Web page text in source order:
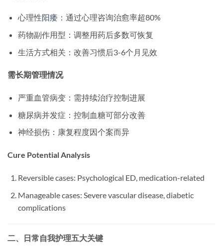
心理性阳痿 ：通过心理咨询治愈率超80%
药物副作用型：调整用药后多数可恢复
生活方式相关：改善习惯后3-6个月见效
需长期管理情况
严重血管病变：需持续治疗控制进展
糖尿病并发症：控制血糖可部分改善
神经损伤：康复程度因个案而异
Cure Potential Analysis
Reversible cases: Psychological ED, medication-related
Manageable cases: Severe vascular disease, diabetic
complications
二、日常自我护理五大关键